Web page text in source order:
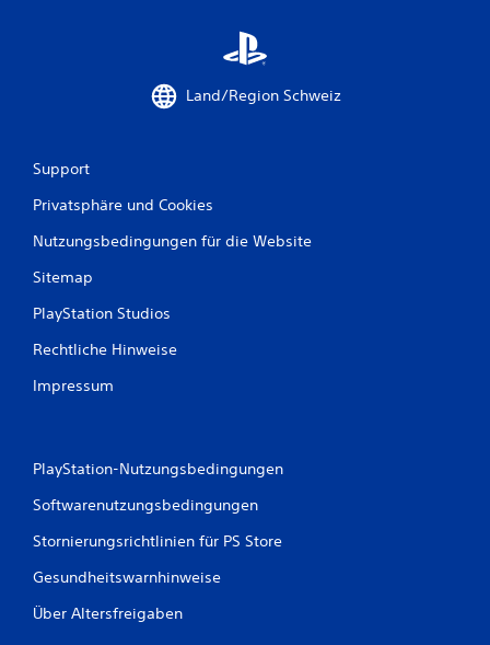
Land/Region Schweiz
Support
Privatsphäre und Cookies
Nutzungsbedingungen für die Website
Sitemap
PlayStation Studios
Rechtliche Hinweise
Impressum
PlayStation-Nutzungsbedingungen
Softwarenutzungsbedingungen
Stornierungsrichtlinien für PS Store
Gesundheitswarnhinweise
Über Altersfreigaben